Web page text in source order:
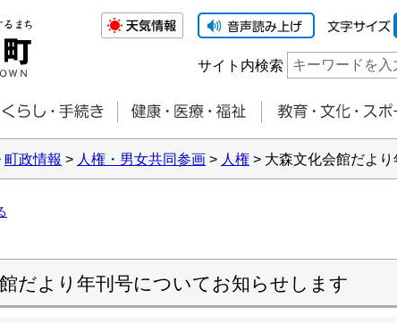
サイト内検索
町政情報 > 人権・男女共同参画 > 人権 > 大森文化会館だよ
だより年刊号についてお知らせします